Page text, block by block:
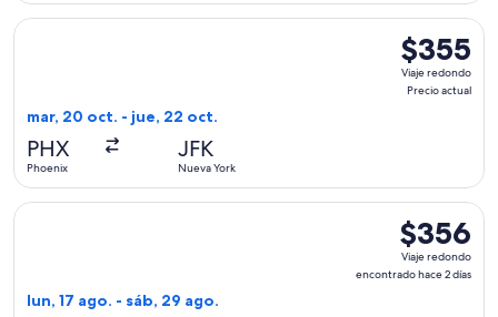
$355
Viaje
redondo,
$355
Viaje redondo
Precio actual
mar, 20 oct. - jue, 22 oct.
PHX
Phoenix
JFK
Nueva York
Seleccionar vuelo de JetBlue Airways, con salida el mar,
$356
Viaje
redondo,
$356
Viaje redondo
encontrado hace 2 días
lun, 17 ago. - sáb, 29 ago.
Seleccionar vuelo de Frontier Airlines, con salida el lun, 17